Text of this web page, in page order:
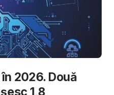
2026. Două
1,8